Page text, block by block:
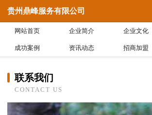
贵州鼎峰服务有限公司
网站首页 企业简介 企业文化
成功案例 资讯动态 招商加盟
联系我们
CONTACT US